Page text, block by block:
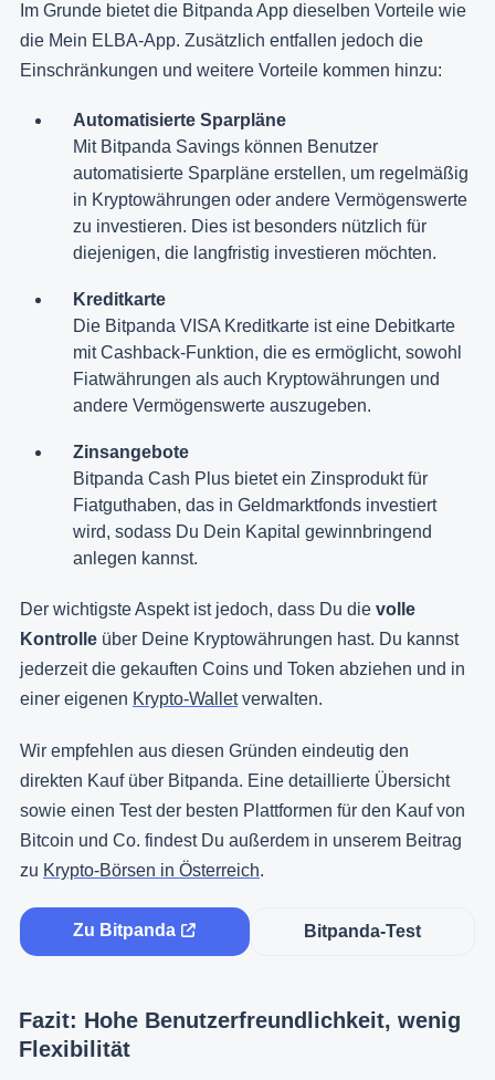
Im Grunde bietet die Bitpanda App dieselben Vorteile wie
die Mein ELBA-App. Zusätzlich entfallen jedoch die
Einschränkungen und weitere Vorteile kommen hinzu:
Automatisierte Sparpläne
Mit Bitpanda Savings können Benutzer
automatisierte Sparpläne erstellen, um regelmäßig
in Kryptowährungen oder andere Vermögenswerte
zu investieren. Dies ist besonders nützlich für
diejenigen, die langfristig investieren möchten.
Kreditkarte
Die Bitpanda VISA Kreditkarte ist eine Debitkarte
mit Cashback-Funktion, die es ermöglicht, sowohl
Fiatwährungen als auch Kryptowährungen und
andere Vermögenswerte auszugeben.
Zinsangebote
Bitpanda Cash Plus bietet ein Zinsprodukt für
Fiatguthaben, das in Geldmarktfonds investiert
wird, sodass Du Dein Kapital gewinnbringend
anlegen kannst.
Der wichtigste Aspekt ist jedoch, dass Du die volle
Kontrolle über Deine Kryptowährungen hast. Du kannst
jederzeit die gekauften Coins und Token abziehen und in
einer eigenen Krypto-Walletverwalten.
Wir empfehlen aus diesen Gründen eindeutig den
direkten Kauf über Bitpanda. Eine detaillierte Übersicht
sowie einen Test der besten Plattformen für den Kauf von
Bitcoin und Co. findest Du außerdem in unserem Beitrag
zu Krypto-Börsen in Österreich.
Zu Bitpanda Bitpanda-Test
Fazit: Hohe Benutzerfreundlichkeit, wenig
Flexibilität